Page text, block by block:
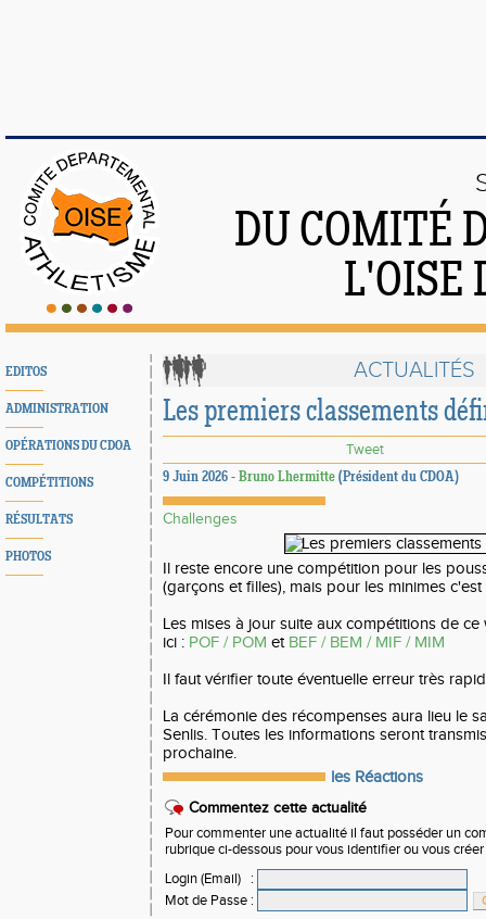
DU COMITÉ
L'OISE
EDITOS
ADMINISTRATION
OPÉRATIONS DU CDOA
COMPÉTITIONS
RÉSULTATS
PHOTOS
ACTUALITÉS
Les premiers classements
Tweet
9 Juin 2026 - Bruno Lhermitte (Président du CDOA)
Challenges
Il reste encore une compétition pour les
(garçons et filles), mais pour les minimes c'est
Les mises à jour suite aux compétitions de
ici : POF / POM et BEF / BEM / MIF / MIM
Il faut vérifier toute éventuelle erreur très
La cérémonie des récompenses aura lieu le
Senlis. Toutes les informations seront
prochaine.
les Réactions
Commentez cette actualité
Pour commenter une actualité il faut posséder un
rubrique ci-dessous pour vous identifier ou vous
Login (Email)
:
Mot de Passe :